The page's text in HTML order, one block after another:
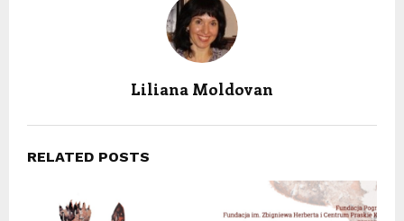
Liliana Moldovan
RELATED POSTS